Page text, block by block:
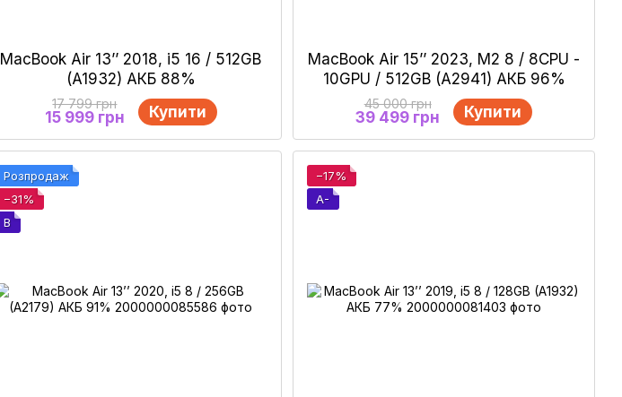
MacBook Air 13’’ 2018, i5 16 / 512GB
(A1932) АКБ 88%
17 799 грн
15 999 грн Купити
MacBook Air 15’’ 2023, М2 8 / 8CPU -
10GPU / 512GB (А2941) АКБ 96%
45 000 грн
39 499 грн Купити
Розпродаж
−31%
B
−17%
A-